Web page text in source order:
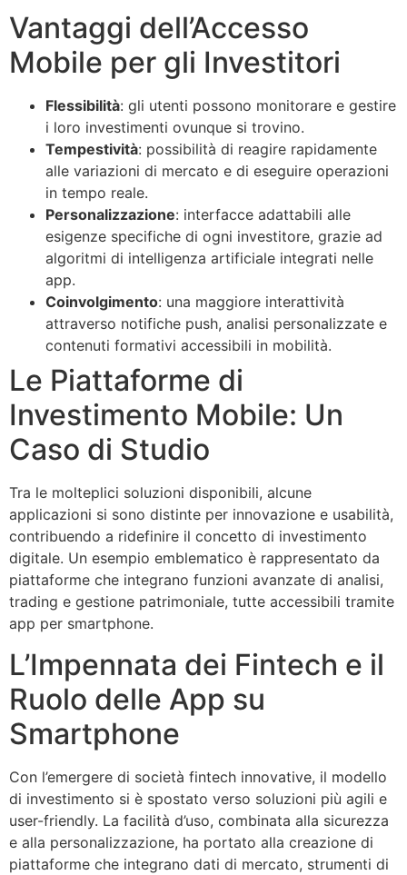
Vantaggi dell’Accesso
Mobile per gli Investitori
Flessibilità: gli utenti possono monitorare e gestire
i loro investimenti ovunque si trovino.
Tempestività: possibilità di reagire rapidamente
alle variazioni di mercato e di eseguire operazioni
in tempo reale.
Personalizzazione: interfacce adattabili alle
esigenze specifiche di ogni investitore, grazie ad
algoritmi di intelligenza artificiale integrati nelle
app.
Coinvolgimento: una maggiore interattività
attraverso notifiche push, analisi personalizzate e
contenuti formativi accessibili in mobilità.
Le Piattaforme di
Investimento Mobile: Un
Caso di Studio
Tra le molteplici soluzioni disponibili, alcune
applicazioni si sono distinte per innovazione e usabilità,
contribuendo a ridefinire il concetto di investimento
digitale. Un esempio emblematico è rappresentato da
piattaforme che integrano funzioni avanzate di analisi,
trading e gestione patrimoniale, tutte accessibili tramite
app per smartphone.
L’Impennata dei Fintech e il
Ruolo delle App su
Smartphone
Con l’emergere di società fintech innovative, il modello
di investimento si è spostato verso soluzioni più agili e
user-friendly. La facilità d’uso, combinata alla sicurezza
e alla personalizzazione, ha portato alla creazione di
piattaforme che integrano dati di mercato, strumenti di